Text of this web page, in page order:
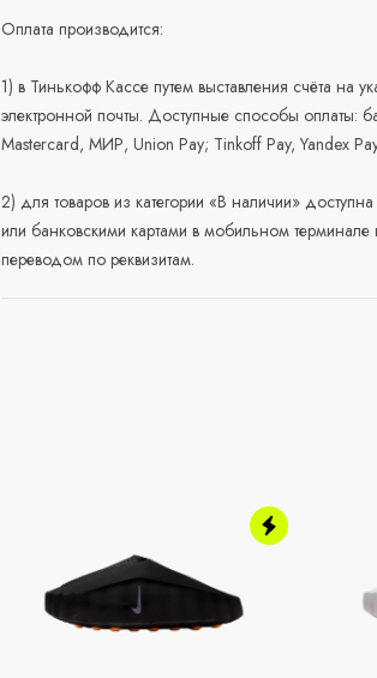
Оплата производится:
1) в Тинькофф Кассе путем выставления счёта на
электронной почты. Доступные способы оплаты:
Mastercard, МИР, Union Pay; Tinkoff Pay, Yandex
2) для товаров из категории «В наличии»
или банковскими картами в мобильном терминале
переводом по реквизитам.